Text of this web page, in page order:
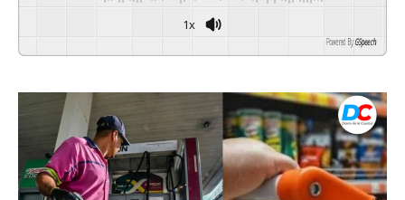
1x
Powered By GSpeech